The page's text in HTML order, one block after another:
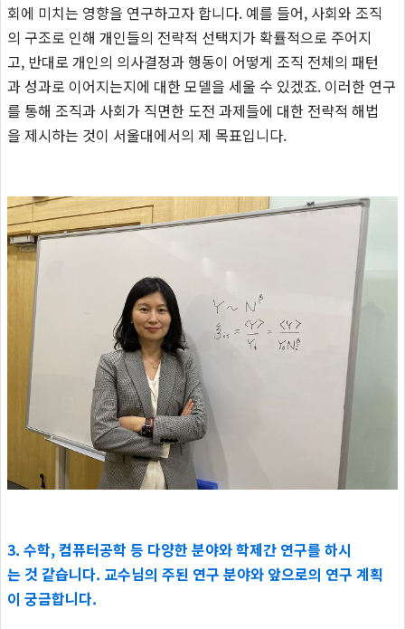
회에 미치는 영향을 연구하고자 합니다. 예를 들어, 사회와 조직
의 구조로 인해 개인들의 전략적 선택지가 확률적으로 주어지
고, 반대로 개인의 의사결정과 행동이 어떻게 조직 전체의 패턴
과 성과로 이어지는지에 대한 모델을 세울 수 있겠죠. 이러한 연구
를 통해 조직과 사회가 직면한 도전 과제들에 대한 전략적 해법
을 제시하는 것이 서울대에서의 제 목표입니다.
3. 수학, 컴퓨터공학 등 다양한 분야와 학제간 연구를 하시
는 것 같습니다. 교수님의 주된 연구 분야와 앞으로의 연구 계획
이 궁금합니다.